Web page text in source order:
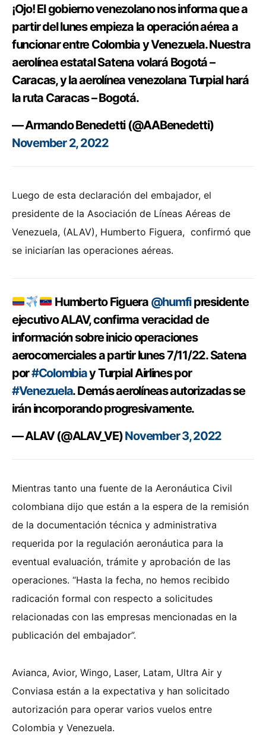
¡Ojo! El gobierno venezolano nos informa que a
partir del lunes empieza la operación aérea a
funcionar entre Colombia y Venezuela. Nuestra
aerolínea estatal Satena volará Bogotá –
Caracas, y la aerolínea venezolana Turpial hará
la ruta Caracas – Bogotá.
— Armando Benedetti (@AABenedetti)
November 2, 2022
Luego de esta declaración del embajador, el
presidente de la Asociación de Líneas Aéreas de
Venezuela, (ALAV), Humberto Figuera, confirmó que
se iniciarían las operaciones aéreas.
Humberto Figuera @humfipresidente
ejecutivo ALAV, confirma veracidad de
información sobre inicio operaciones
aerocomerciales a partir lunes 7/11/22. Satena
por#Colombiay Turpial Airlines por
#Venezuela. Demás aerolíneas autorizadas se
irán incorporando progresivamente.
— ALAV (@ALAV_VE)November 3, 2022
Mientras tanto una fuente de la Aeronáutica Civil
colombiana dijo que están a la espera de la remisión
de la documentación técnica y administrativa
requerida por la regulación aeronáutica para la
eventual evaluación, trámite y aprobación de las
operaciones. “Hasta la fecha, no hemos recibido
radicación formal con respecto a solicitudes
relacionadas con las empresas mencionadas en la
publicación del embajador”.
Avianca, Avior, Wingo, Laser, Latam, Ultra Air y
Conviasa están a la expectativa y han solicitado
autorización para operar varios vuelos entre
Colombia y Venezuela.